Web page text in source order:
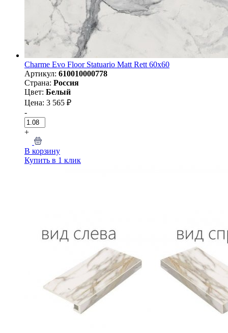
Charme Evo Floor Statuario Matt Rett 60х60
Артикул: 610010000778
Страна: Россия
Цвет: Белый
Цена: 3 565 ₽
-
+
В корзину
Купить в 1 клик